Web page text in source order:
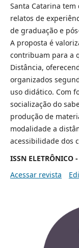
Santa Catarina
relatos de
de graduação e
A proposta é
contribuam para a
Distância,
organizados
uso didático. Com
socialização do
produção de
modalidade a
acessibilidade dos
ISSN ELETRÔNICO
Acessar revista